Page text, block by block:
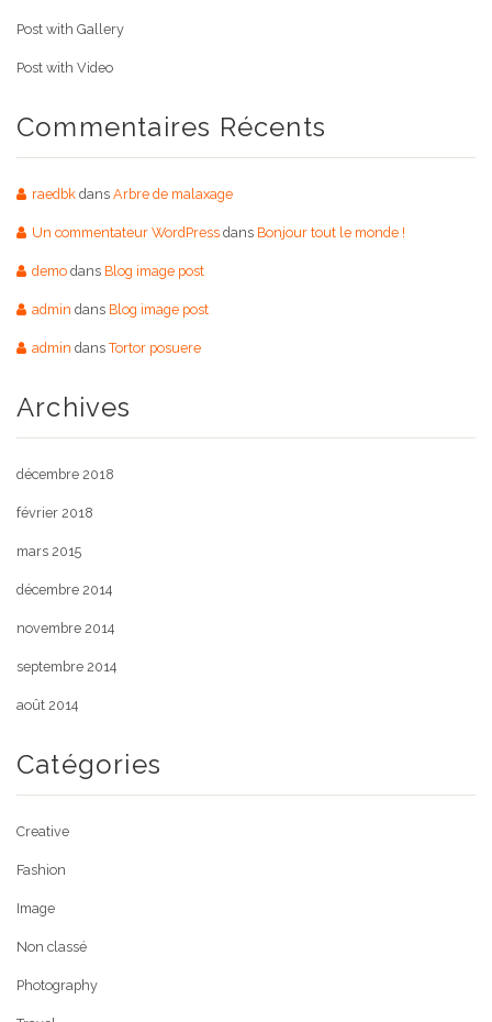
Post with Gallery
Post with Video
Commentaires Récents
raedbk dans Arbre de malaxage
Un commentateur WordPress dans Bonjour tout le monde !
demo dans Blog image post
admin dans Blog image post
admin dansTortor posuere
Archives
décembre 2018
février 2018
mars 2015
décembre 2014
novembre 2014
septembre 2014
août 2014
Catégories
Creative
Fashion
Image
Non classé
Photography